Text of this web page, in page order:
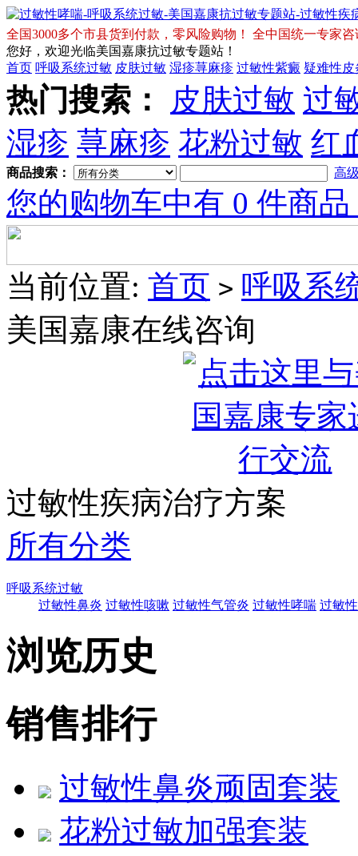
全国3000多个市县货到付款，零风险购物！ 全中国统一专家咨
您好，欢迎光临美国嘉康抗过敏专题站！
首页 呼吸系统过敏 皮肤过敏 湿疹荨麻疹 过敏性紫癜 疑难性皮
Tory
Burch
Sale
Shoes
Tory
Wedges
热门搜索： 皮肤过敏 过
湿疹 荨麻疹 花粉过敏 红
商品搜索： 高
您的购物车中有 0 件商
当前位置: 首页 > 呼吸系
美国嘉康在线咨询
过敏性疾病治疗方案
所有分类
呼吸系统过敏
过敏性鼻炎 过敏性咳嗽 过敏性气管炎 过敏性哮喘 过敏
浏览历史
销售排行
过敏性鼻炎顽固套装
花粉过敏加强套装